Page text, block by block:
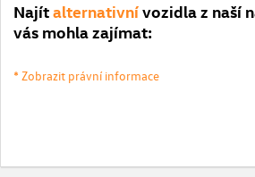
Najítalternativnívozidla z naší
vás mohla zajímat:
* Zobrazit právní informace